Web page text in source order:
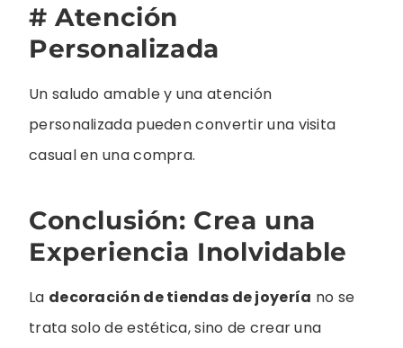
# Atención
Personalizada
Un saludo amable y una atención
personalizada pueden convertir una visita
casual en una compra.
Conclusión: Crea una
Experiencia Inolvidable
La decoración de tiendas de joyería no se
trata solo de estética, sino de crear una